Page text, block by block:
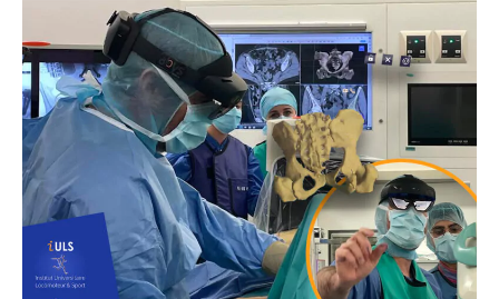
au
bloc
opératoire